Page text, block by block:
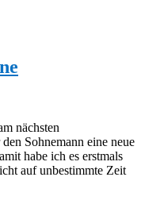
nächsten
Sohnemann eine neue
habe ich es erstmals
auf unbestimmte Zeit